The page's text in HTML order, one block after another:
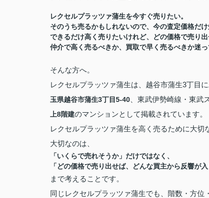
レクセルプラッツァ蒲生を今すぐ売りたい。
そのうち売るかもしれないので、今の査定価格だけ
できるだけ高く売りたいけれど、どの価格で売り出
仲介で高く売るべきか、買取で早く売るべきか迷っ
そんな方へ。
レクセルプラッツァ蒲生は、越谷市蒲生3丁目
玉県越谷市蒲生3丁目5-40 、東武伊勢崎線・東武
上8階建のマンションとして掲載されています。
レクセルプラッツァ蒲生を高く売るために大切
大切なのは、
「いくらで売れそうか」だけではなく、
「どの価格で売り出せば、どんな買主から反響が
まで考えることです。
同じレクセルプラッツァ蒲生でも、階数・方